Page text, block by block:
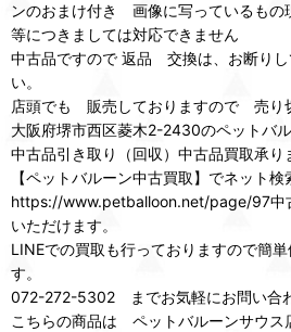
ンのおまけ付き 画像に写っている
等につきましては対応できません
中古品ですので 返品 交換は、お断りし
い。
店頭でも 販売しておりますので 売り
大阪府堺市西区菱木2-2430のペットバル
中古品引き取り（回収）中古品買取承り
【ペットバルーン中古買取】でネット検
https://www.petballoon.net/page/97中
いただけます。
LINEでの買取も行っておりますので簡
す。
072-272-5302 までお気軽にお問い合わ
こちらの商品は ペットバルーンサウス